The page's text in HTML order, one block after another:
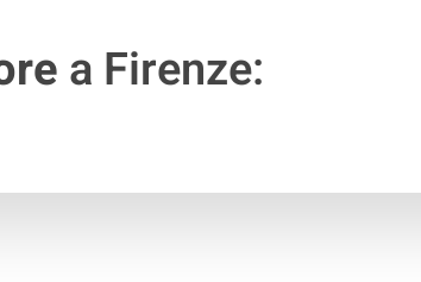
a Firenze: